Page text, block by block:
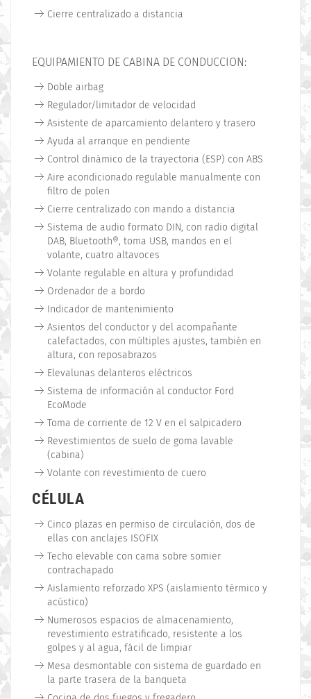
Cierre centralizado a distancia
EQUIPAMIENTO DE CABINA DE CONDUCCION:
Doble airbag
Regulador/limitador de velocidad
Asistente de aparcamiento delantero y trasero
Ayuda al arranque en pendiente
Control dinámico de la trayectoria (ESP) con ABS
Aire acondicionado regulable manualmente con
filtro de polen
Cierre centralizado con mando a distancia
Sistema de audio formato DIN, con radio digital
DAB, Bluetooth®, toma USB, mandos en el
volante, cuatro altavoces
Volante regulable en altura y profundidad
Ordenador de a bordo
Indicador de mantenimiento
Asientos del conductor y del acompañante
calefactados, con múltiples ajustes, también en
altura, con reposabrazos
Elevalunas delanteros eléctricos
Sistema de información al conductor Ford
EcoMode
Toma de corriente de 12 V en el salpicadero
Revestimientos de suelo de goma lavable
(cabina)
Volante con revestimiento de cuero
CÉLULA
Cinco plazas en permiso de circulación, dos de
ellas con anclajes ISOFIX
Techo elevable con cama sobre somier
contrachapado
Aislamiento reforzado XPS (aislamiento térmico y
acústico)
Numerosos espacios de almacenamiento,
revestimiento estratificado, resistente a los
golpes y al agua, fácil de limpiar
Mesa desmontable con sistema de guardado en
la parte trasera de la banqueta